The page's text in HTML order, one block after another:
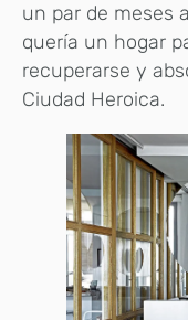
un par de meses
quería un hogar
recuperarse y
Ciudad Heroica.